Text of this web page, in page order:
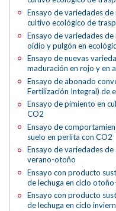
Ensayo de variedades
cultivo ecológico de
Ensayo de variedades
oídio y pulgón en
Ensayo de nuevas
maduración en rojo y en
Ensayo de abonado
Fertilización Integral) de
Ensayo de pimiento en
CO2
Ensayo de
suelo en perlita con CO2
Ensayo de variedades
verano-otoño
Ensayo con producto
de lechuga en ciclo
Ensayo con producto
de lechuga en ciclo